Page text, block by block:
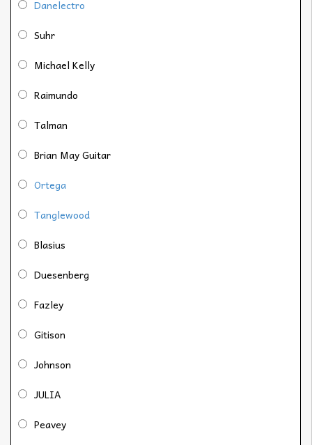
Danelectro
Suhr
Michael Kelly
Raimundo
Talman
Brian May Guitar
Ortega
Tanglewood
Blasius
Duesenberg
Fazley
Gitison
Johnson
JULIA
Peavey